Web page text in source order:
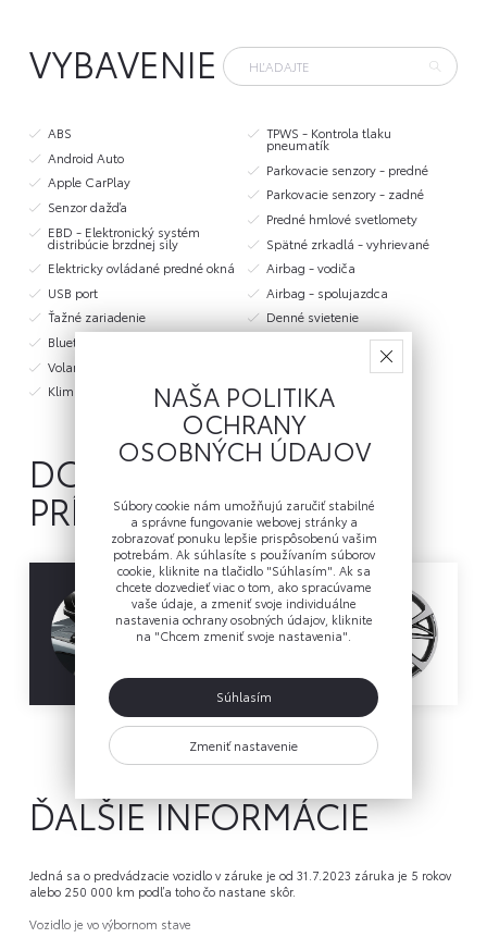
VYBAVENIE
ABS
Android Auto
Apple CarPlay
Senzor dažďa
EBD - Elektronický systém
distribúcie brzdnej sily
Elektricky ovládané predné okná
USB port
Ťažné zariadenie
Bluetooth
Volant - multifunkčný
Klimatizácia - manuálna
TPWS - Kontrola tlaku
pneumatík
Parkovacie senzory - predné
Parkovacie senzory - zadné
Predné hmlové svetlomety
Spätné zrkadlá - vyhrievané
Airbag - vodiča
Airbag - spolujazdca
Denné svietenie
DOSTUPNÉ
PRÍSLUŠENSTVO
Otázka ohľadom príslušenstva
ĎALŠIE INFORMÁCIE
Jedná sa o predvádzacie vozidlo v záruke je od 31.7.2023 záruka je 5 rokov
alebo 250 000 km podľa toho čo nastane skôr.
Vozidlo je vo výbornom stave
NAŠA POLITIKA
OCHRANY
OSOBNÝCH ÚDAJOV
Súbory cookie nám umožňujú zaručiť stabilné
a správne fungovanie webovej stránky a
zobrazovať ponuku lepšie prispôsobenú vašim
potrebám. Ak súhlasíte s používaním súborov
cookie, kliknite na tlačidlo "Súhlasím". Ak sa
chcete dozvedieť viac o tom, ako spracúvame
vaše údaje, a zmeniť svoje individuálne
nastavenia ochrany osobných údajov, kliknite
na "Chcem zmeniť svoje nastavenia".
Súhlasím
Zmeniť nastavenie